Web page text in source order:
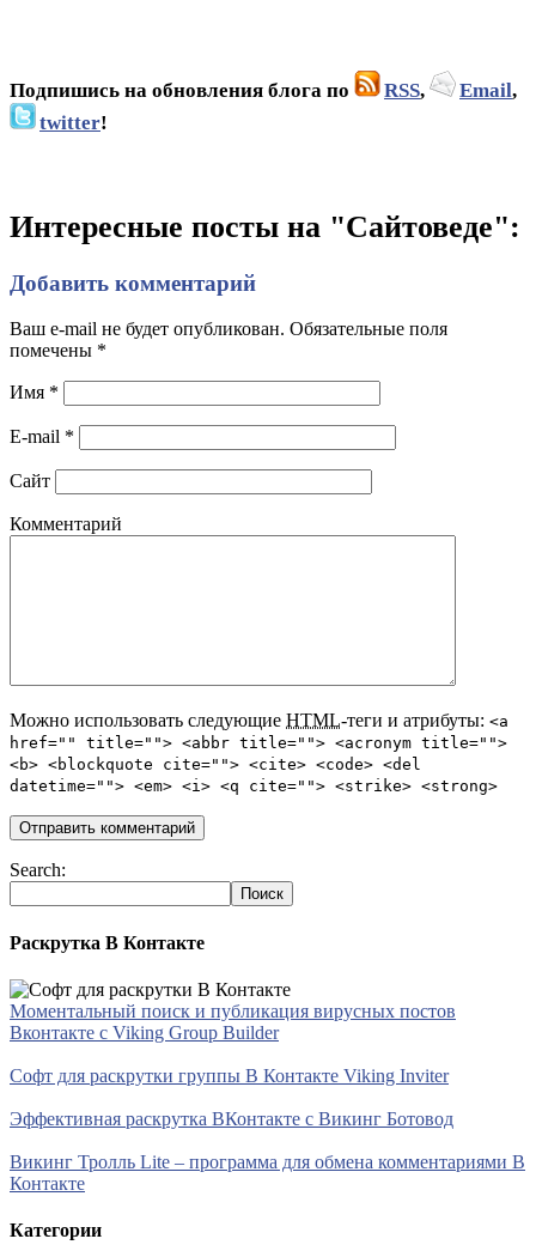
Подпишись на обновления блога по RSS, Email,
twitter!
Интересные посты на "Сайтоведе":
Добавить комментарий
Ваш e-mail не будет опубликован. Обязательные поля
помечены *
Имя *
E-mail *
Сайт
Комментарий
Можно использовать следующие HTML-теги и атрибуты: <a
href="" title=""> <abbr title=""> <acronym title="">
<b> <blockquote cite=""> <cite> <code> <del
datetime=""> <em> <i> <q cite=""> <strike> <strong>
Search:
Раскрутка В Контакте
Моментальный поиск и публикация вирусных постов
Вконтакте с Viking Group Builder
Софт для раскрутки группы В Контакте Viking Inviter
Эффективная раскрутка ВКонтакте с Викинг Ботовод
Викинг Тролль Lite – программа для обмена комментариями В
Контакте
Категории